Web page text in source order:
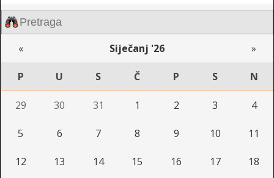
« Siječanj '26 »
P U S Č P S N
29 30 31 1 2 3 4
5 6 7 8 9 10 11
12 13 14 15 16 17 18